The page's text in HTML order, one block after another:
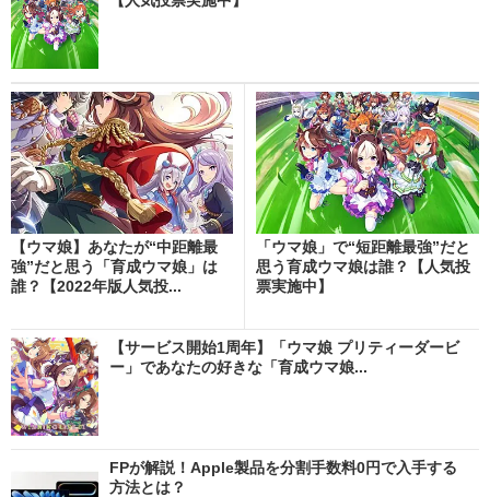
【ウマ娘】あなたが“中距離最
強”だと思う「育成ウマ娘」は
誰？【2022年版人気投...
「ウマ娘」で“短距離最強”だと
思う育成ウマ娘は誰？【人気投
票実施中】
【サービス開始1周年】「ウマ娘 プリティーダービ
ー」であなたの好きな「育成ウマ娘...
FPが解説！Apple製品を分割手数料0円で入手する
方法とは？